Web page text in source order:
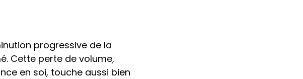
progressive de la
Cette perte de volume,
en soi, touche aussi bien